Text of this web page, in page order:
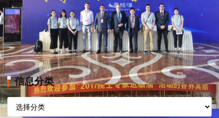
信息分类
信
息